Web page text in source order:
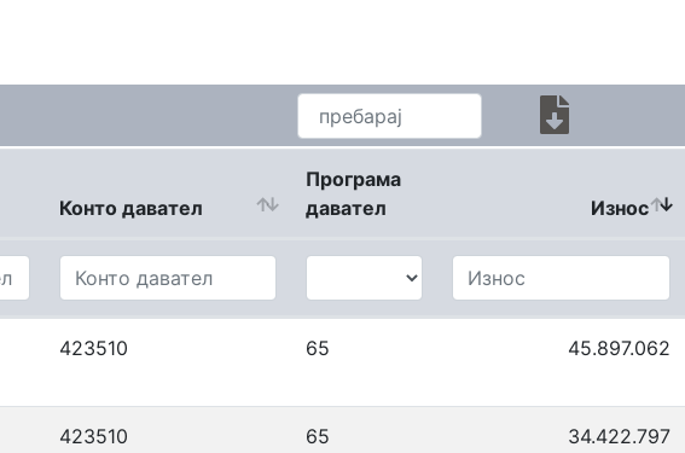
Конто давател
Програма
давател
Износ
423510 65 45.897.062
423510 65 34.422.797